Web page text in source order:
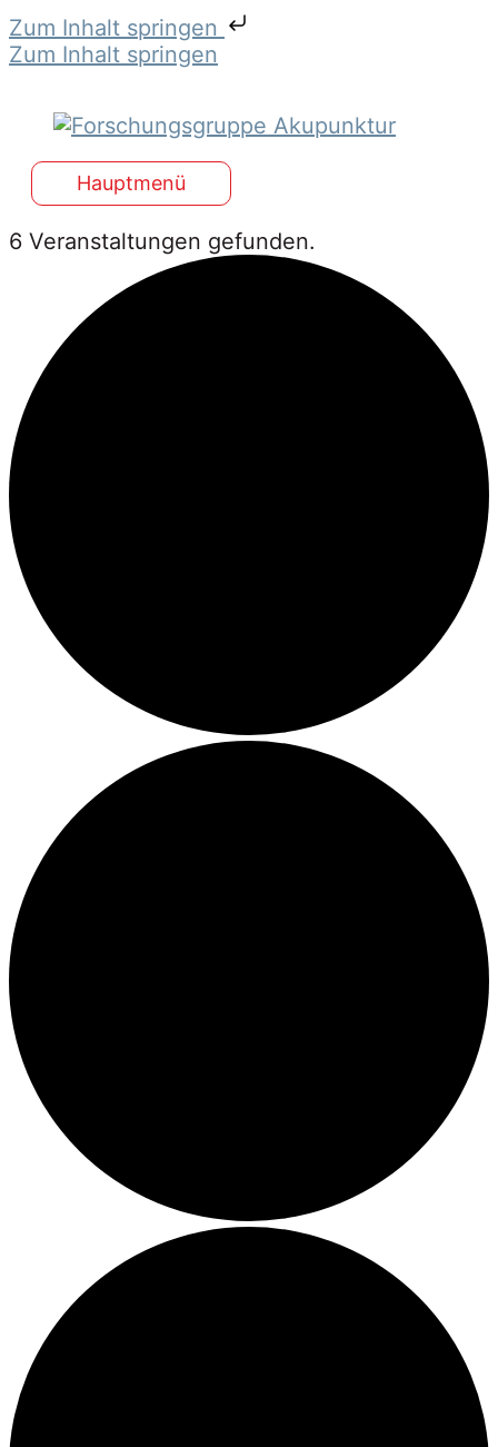
Zum Inhalt springen
Zum Inhalt springen
Hauptmenü
6 Veranstaltungen gefunden.